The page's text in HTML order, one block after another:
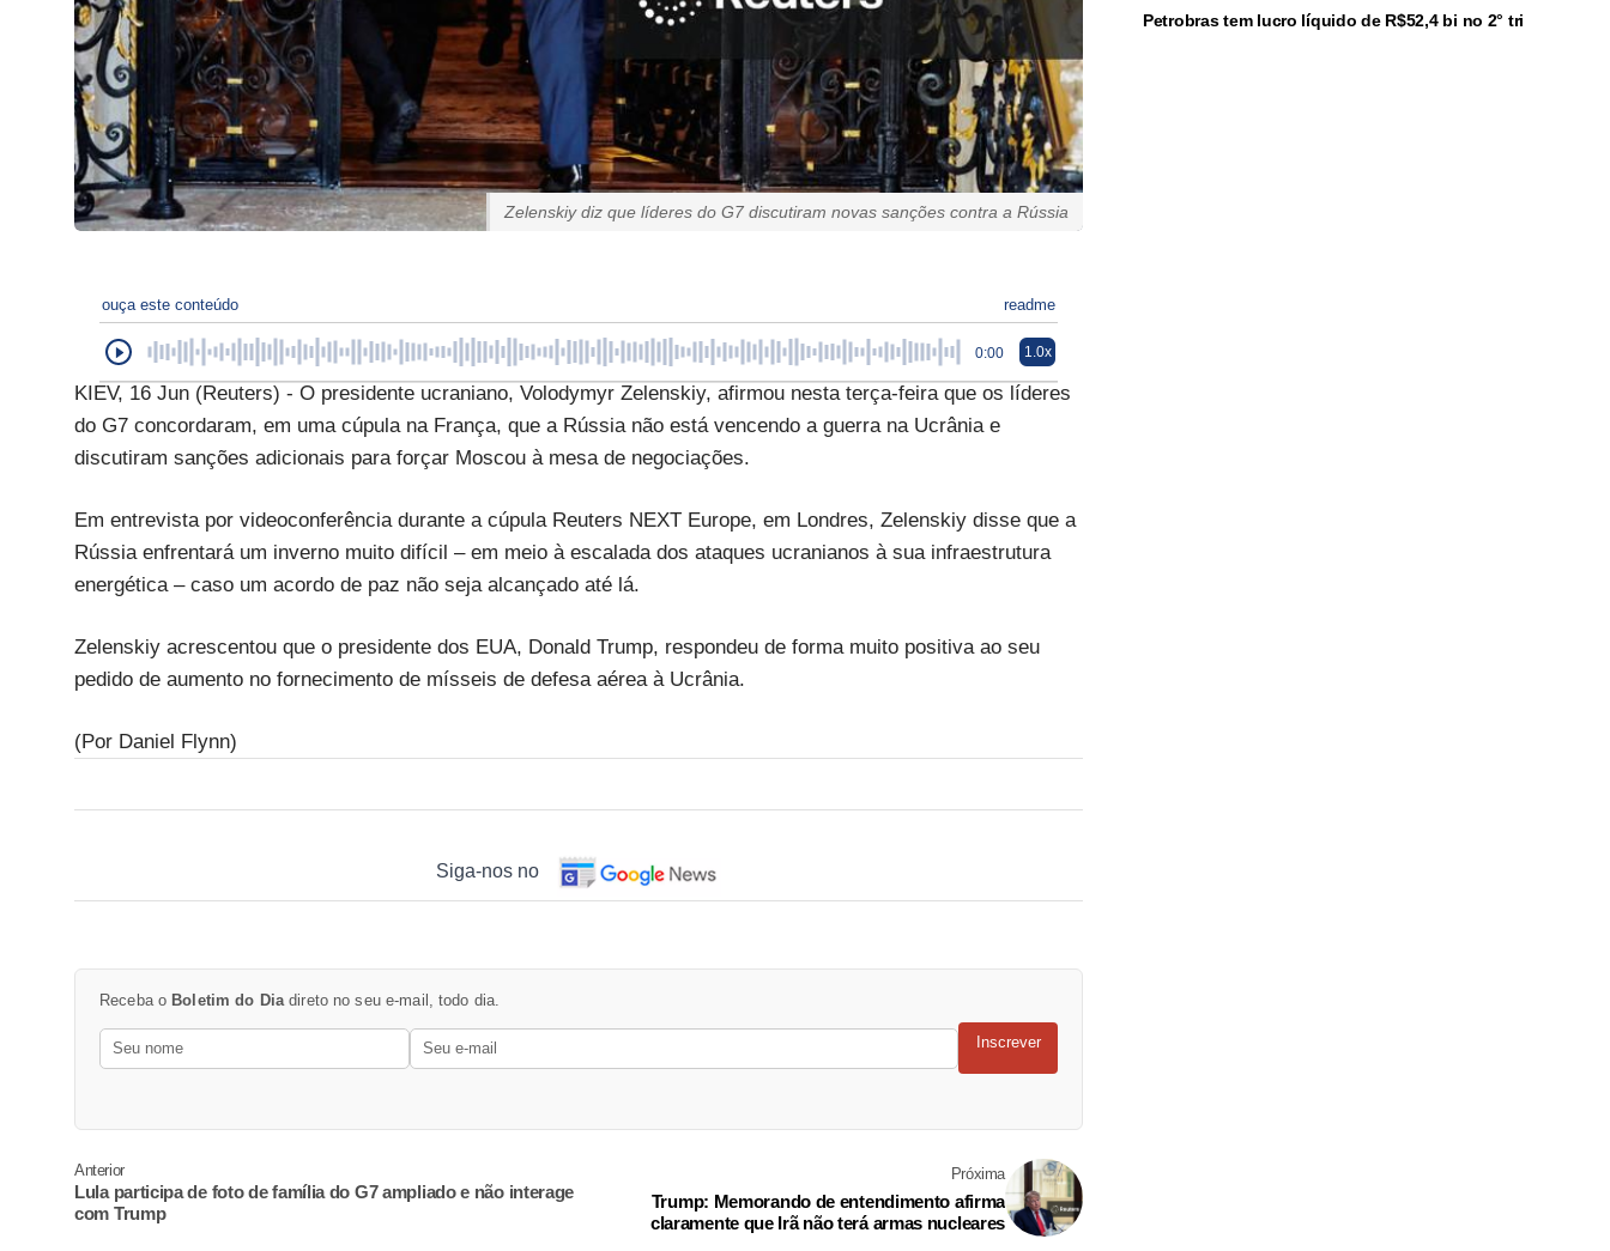
Zelenskiy diz que líderes do G7 discutiram novas sanções contra a Rússia
ouça este conteúdo readme
0:00 1.0x
KIEV, 16 Jun (Reuters) - O presidente ucraniano, Volodymyr Zelenskiy, afirmou nesta terça-feira que os líderes
do G7 concordaram, em uma cúpula na França, que a Rússia não está vencendo a guerra na Ucrânia e
discutiram sanções adicionais para forçar Moscou à mesa de negociações.
Em entrevista por videoconferência durante a cúpula Reuters NEXT Europe, em Londres, Zelenskiy disse que a
Rússia enfrentará um inverno muito difícil – em meio à escalada dos ataques ucranianos à sua infraestrutura
energética – caso um acordo de paz não seja alcançado até lá.
Zelenskiy acrescentou que o presidente dos EUA, Donald Trump, respondeu de forma muito positiva ao seu
pedido de aumento no fornecimento de mísseis de defesa aérea à Ucrânia.
(Por Daniel Flynn)
Siga-nos no
Receba o Boletim do Dia direto no seu e-mail, todo dia.
Inscrever
Anterior
Lula participa de foto de família do G7 ampliado e não interage
com Trump
Próxima
Trump: Memorando de entendimento afirma
claramente que Irã não terá armas nucleares
Petrobras tem lucro líquido de R$52,4 bi no 2° tri